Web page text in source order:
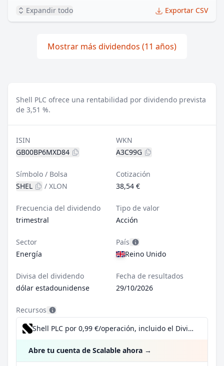
Expandir todo Exportar CSV
Mostrar más dividendos (11 años)
Shell PLC ofrece una rentabilidad por dividendo prevista
de 3,51 %.
ISIN
GB00BP6MXD84
WKN
A3C99G
Símbolo / Bolsa
SHEL
/ XLON
Cotización
38,54 €
Frecuencia del dividendo
trimestral
Tipo de valor
Acción
Sector
Energía
País
Reino Unido
Divisa del dividendo
dólar estadounidense
Fecha de resultados
29/10/2026
Recursos
Shell PLC por 0,99 €/operación, incluido el Dividend Reinvestment Plan
Abre tu cuenta de Scalable ahora →